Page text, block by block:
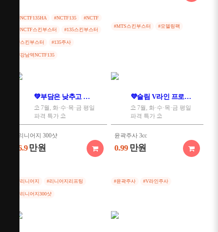
#NCTF135HA #NCTF135 #NCTF
#NCTF스킨부스터 #135스킨부스터
#스킨부스터 #135주사
#강남역NCTF135
#MTS스킨부스터 #모델링팩
💚부담은 낮추고 탄력을 채우다💚
⛱️ 7월, 화·수·목·금 평일
파격 특가 ⛱️
리니어지 300샷
6.9 만원
#리니어지 #리니어지리프팅
#리니어지300샷
💜슬림 V라인 프로젝트💜
⛱️ 7월, 화·수·목·금 평일
파격 특가 ⛱️
윤곽주사 3cc
0.99 만원
#윤곽주사 #V라인주사